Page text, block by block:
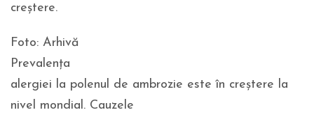
creștere.
Foto: Arhivă
Prevalența
alergiei la polenul de ambrozie este în creștere la
nivel mondial. Cauzele